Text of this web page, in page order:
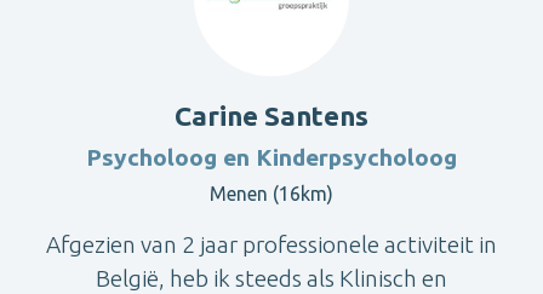
Carine Santens
Psycholoog en Kinderpsycholoog
Menen (16km)
Afgezien van 2 jaar professionele activiteit in
België, heb ik steeds als Klinisch en